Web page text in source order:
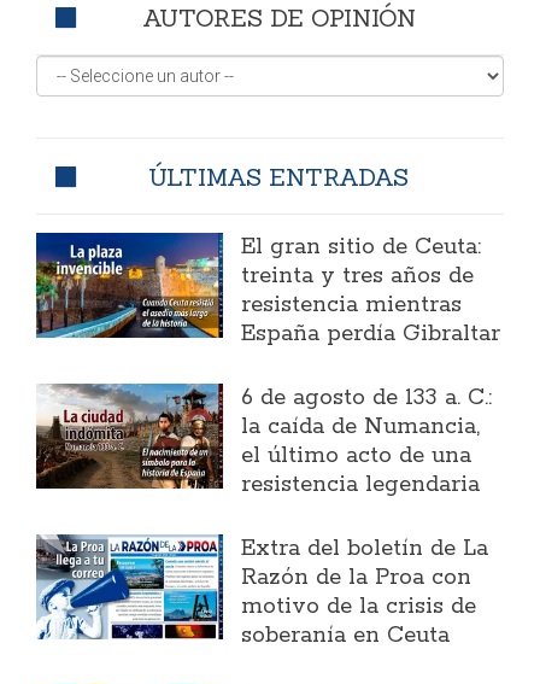
AUTORES DE OPINIÓN
ÚLTIMAS ENTRADAS
El gran sitio de Ceuta:
treinta y tres años de
resistencia mientras
España perdía Gibraltar
6 de agosto de 133 a. C.:
la caída de Numancia,
el último acto de una
resistencia legendaria
Extra del boletín de La
Razón de la Proa con
motivo de la crisis de
soberanía en Ceuta